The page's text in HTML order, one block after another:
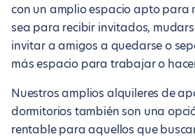
con un amplio espacio apto para
sea para recibir invitados,
invitar a amigos a quedarse o
más espacio para trabajar o
Nuestros amplios alquileres de
dormitorios también son una
rentable para aquellos que